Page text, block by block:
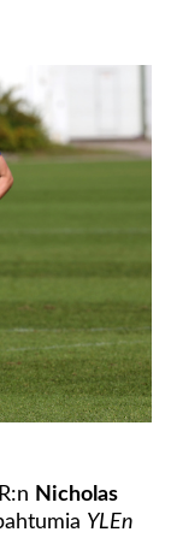
Nicholas
YLEn